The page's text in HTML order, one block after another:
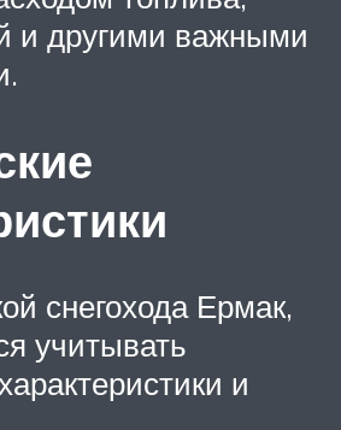
и другими важными
снегохода Ермак,
учитывать
и